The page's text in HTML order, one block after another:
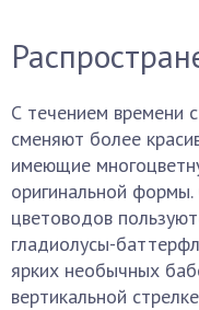
С течением времени
сменяют более
имеющие
оригинальной
цветоводов
гладиолусы-
ярких необычных
вертикальной